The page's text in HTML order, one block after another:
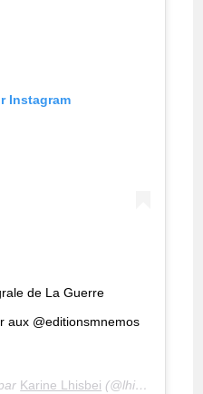
Instagram
de La Guerre
aux @editionsmnemos
Karine Lhisbei (@lhisbei) le